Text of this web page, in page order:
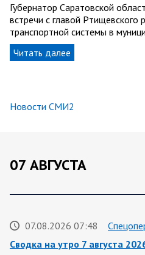
Губернатор Саратовской
встречи с главой Ртищевского
транспортной системы в
Читать далее
Новости СМИ2
07 АВГУСТА
07.08.2026 07:48
Сводка на утро 7 августа